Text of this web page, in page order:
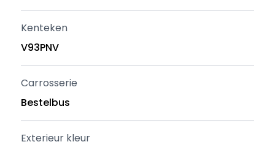
Kenteken
V93PNV
Carrosserie
Bestelbus
Exterieur kleur